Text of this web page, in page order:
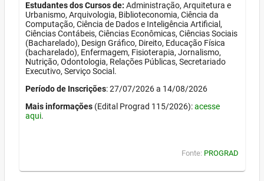
Estudantes dos Cursos de: Administração, Arquitetura e
Urbanismo, Arquivologia, Biblioteconomia, Ciência da
Computação, Ciência de Dados e Inteligência Artificial,
Ciências Contábeis, Ciências Econômicas, Ciências Sociais
(Bacharelado), Design Gráfico, Direito, Educação Física
(bacharelado), Enfermagem, Fisioterapia, Jornalismo,
Nutrição, Odontologia, Relações Públicas, Secretariado
Executivo, Serviço Social.
Período de Inscrições: 27/07/2026 a 14/08/2026
Mais informações (Edital Prograd 115/2026):acesse
aqui.
Fonte: PROGRAD